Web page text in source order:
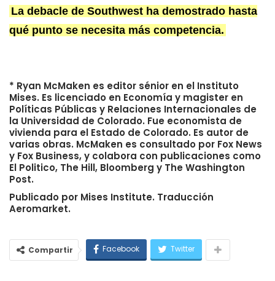
La debacle de Southwest ha demostrado hasta
qué punto se necesita más competencia.
* Ryan McMaken es editor sénior en el Instituto
Mises. Es licenciado en Economía y magister en
Políticas Públicas y Relaciones Internacionales de
la Universidad de Colorado. Fue economista de
vivienda para el Estado de Colorado. Es autor de
varias obras. McMaken es consultado por Fox News
y Fox Business, y colabora con publicaciones como
El Politico, The Hill, Bloomberg y The Washington
Post.
Publicado por Mises Institute. Traducción
Aeromarket.
Compartir Facebook Twitter